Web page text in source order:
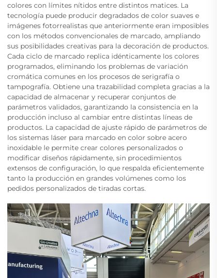
colores con límites nítidos entre distintos matices. La
tecnología puede producir degradados de color suaves e
imágenes fotorrealistas que anteriormente eran imposibles
con los métodos convencionales de marcado, ampliando
sus posibilidades creativas para la decoración de productos.
Cada ciclo de marcado replica idénticamente los colores
programados, eliminando los problemas de variación
cromática comunes en los procesos de serigrafía o
tampografía. Obtiene una trazabilidad completa gracias a la
capacidad de almacenar y recuperar conjuntos de
parámetros validados, garantizando la consistencia en la
producción incluso al cambiar entre distintas líneas de
productos. La capacidad de ajuste rápido de parámetros de
los sistemas láser para marcado en color sobre acero
inoxidable le permite crear colores personalizados o
modificar diseños rápidamente, sin procedimientos
extensos de configuración, lo que respalda eficientemente
tanto la producción en grandes volúmenes como los
pedidos personalizados de tiradas cortas.